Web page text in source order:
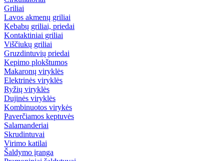
Griliai
Lavos akmenų griliai
Kebabų griliai, priedai
Kontaktiniai griliai
Viščiukų griliai
Gruzdintuvių priedai
Kepimo plokštumos
Makaronų viryklės
Elektrinės viryklės
Ryžių viryklės
Dujinės viryklės
Kombinuotos virykės
Paverčiamos keptuvės
Salamanderiai
Skrudintuvai
Virimo katilai
Šaldymo įranga